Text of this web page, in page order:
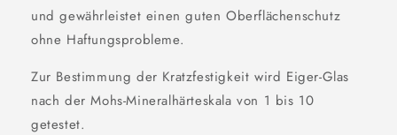
und gewährleistet einen guten Oberflächenschutz
ohne Haftungsprobleme.
Zur Bestimmung der Kratzfestigkeit wird Eiger-Glas
nach der Mohs-Mineralhärteskala von 1 bis 10
getestet.